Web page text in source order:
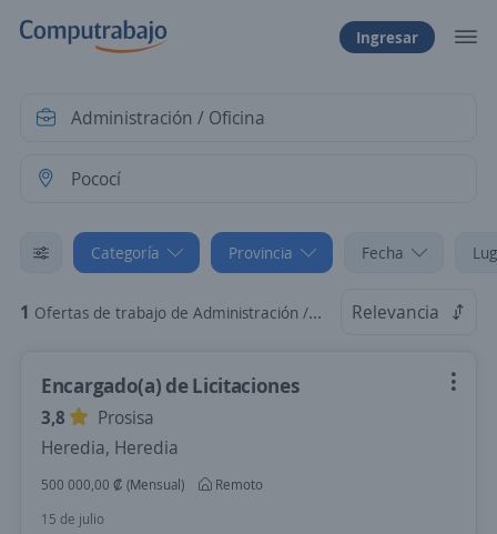
Ingresar
Categoría Provincia Fecha
1 Ofertas de trabajo de Administración / Oficina en Pococí, Limón Relevancia
Encargado(a) de Licitaciones
3,8
Prosisa
Heredia, Heredia
500 000,00 ₡ (Mensual)
Remoto
15 de julio